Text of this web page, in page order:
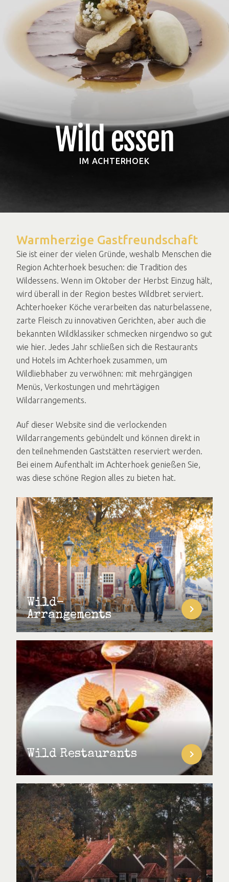
Wild essen
IM ACHTERHOEK
Warmherzige Gastfreundschaft
Sie ist einer der vielen Gründe, weshalb Menschen die
Region Achterhoek besuchen: die Tradition des
Wildessens. Wenn im Oktober der Herbst Einzug hält,
wird überall in der Region bestes Wildbret serviert.
Achterhoeker Köche verarbeiten das naturbelassene,
zarte Fleisch zu innovativen Gerichten, aber auch die
bekannten Wildklassiker schmecken nirgendwo so gut
wie hier. Jedes Jahr schließen sich die Restaurants
und Hotels im Achterhoek zusammen, um
Wildliebhaber zu verwöhnen: mit mehrgängigen
Menüs, Verkostungen und mehrtägigen
Wildarrangements.
Auf dieser Website sind die verlockenden
Wildarrangements gebündelt und können direkt in
den teilnehmenden Gaststätten reserviert werden.
Bei einem Aufenthalt im Achterhoek genießen Sie,
was diese schöne Region alles zu bieten hat.
Wild-
Arrangements
Wild Restaurants